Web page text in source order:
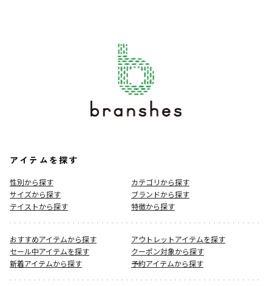
アイテムを探す
性別から探す
カテゴリから探す
サイズから探す
ブランドから探す
テイストから探す
特徴から探す
おすすめアイテムから探す
アウトレットアイテムを探す
セール中アイテムを探す
クーポン対象から探す
新着アイテムから探す
予約アイテムから探す